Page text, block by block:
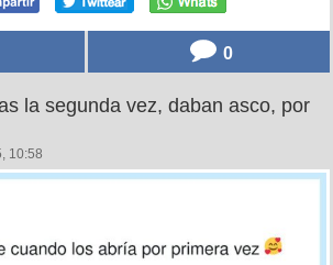
0
la segunda vez, daban asco, por
10:58